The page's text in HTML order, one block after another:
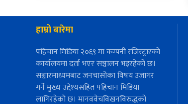
हाम्रो बारेमा
पहिचान मिडिया २०६९ मा कम्पनी रजिस्ट्रारको
कार्यालयमा दर्ता भएर सञ्चालन भइरहेको छ।
सञ्चारमाध्यमबाट जनचासोका विषय उजागर
गर्ने मुख्य उद्देश्यसहित पहिचान मिडिया
लागिरहेको छ। मानववेचविखनविरुद्धको